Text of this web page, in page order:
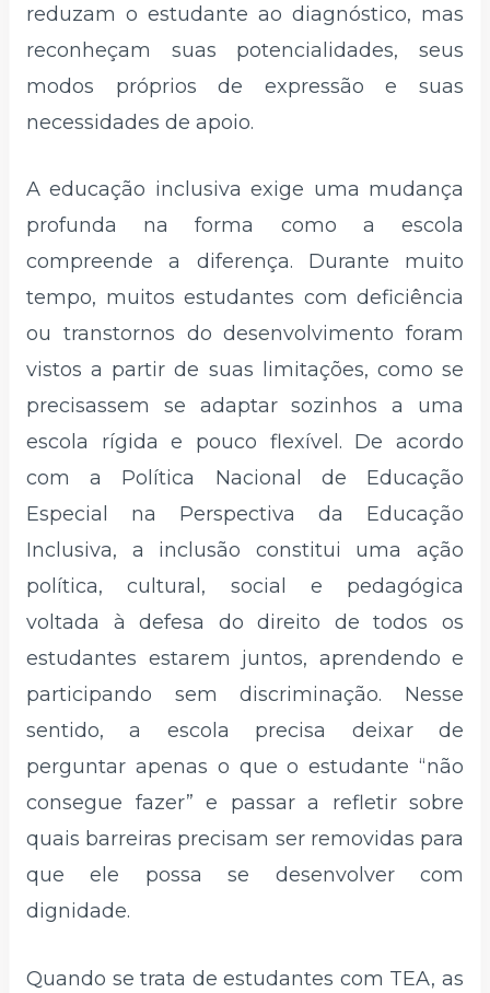
reduzam o estudante ao diagnóstico, mas
reconheçam suas potencialidades, seus
modos próprios de expressão e suas
necessidades de apoio.
A educação inclusiva exige uma mudança
profunda na forma como a escola
compreende a diferença. Durante muito
tempo, muitos estudantes com deficiência
ou transtornos do desenvolvimento foram
vistos a partir de suas limitações, como se
precisassem se adaptar sozinhos a uma
escola rígida e pouco flexível. De acordo
com a Política Nacional de Educação
Especial na Perspectiva da Educação
Inclusiva, a inclusão constitui uma ação
política, cultural, social e pedagógica
voltada à defesa do direito de todos os
estudantes estarem juntos, aprendendo e
participando sem discriminação. Nesse
sentido, a escola precisa deixar de
perguntar apenas o que o estudante “não
consegue fazer” e passar a refletir sobre
quais barreiras precisam ser removidas para
que ele possa se desenvolver com
dignidade.
Quando se trata de estudantes com TEA, as